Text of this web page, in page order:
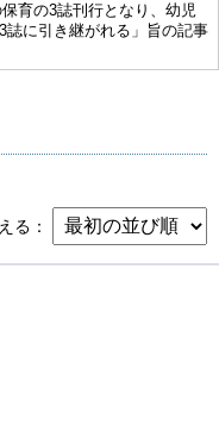
育の3誌刊行となり、幼児
誌に引き継がれる」旨の記事
る